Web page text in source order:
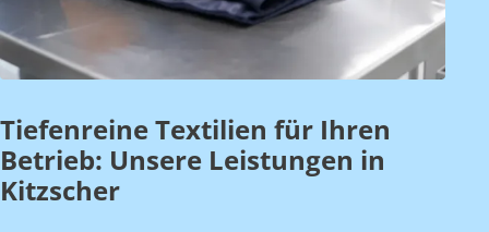
Tiefenreine Textilien für Ihren
Betrieb: Unsere Leistungen in
Kitzscher